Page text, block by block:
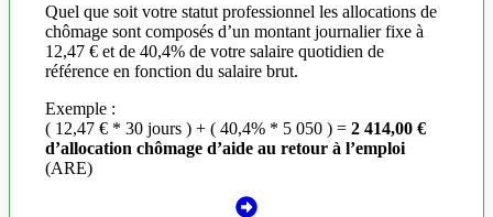
Quel que soit votre statut professionnel les allocations de
chômage sont composés d’un montant journalier fixe à
12,47 € et de 40,4% de votre salaire quotidien de
référence en fonction du salaire brut.
Exemple :
( 12,47 € * 30 jours ) + ( 40,4% * 5 050 ) = 2 414,00 €
d’allocation chômage d’aide au retour à l’emploi
(ARE)